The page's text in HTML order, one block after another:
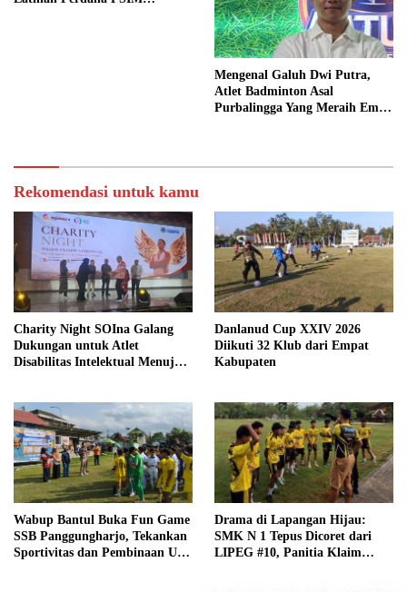
Mengenal Galuh Dwi Putra,
Atlet Badminton Asal
Purbalingga Yang Meraih Emas
Rekomendasi untuk kamu
Charity Night SOIna Galang
Dukungan untuk Atlet
Disabilitas Intelektual Menuju
Danlanud Cup XXIV 2026
Diikuti 32 Klub dari Empat
Kabupaten
Wabup Bantul Buka Fun Game
SSB Panggungharjo, Tekankan
Sportivitas dan Pembinaan Usia
Drama di Lapangan Hijau:
SMK N 1 Tepus Dicoret dari
LIPEG #10, Panitia Klaim